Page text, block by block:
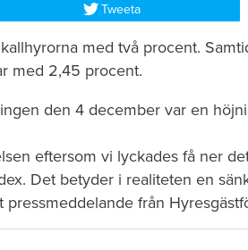
Tweeta
med två procent.
med 2,45 procent.
den 4 december var en
eftersom vi lyckades få ner
Det betyder i realiteten en
från